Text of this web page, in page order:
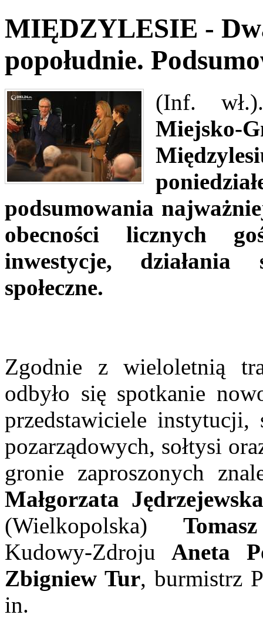
MIĘDZYLESIE -
popołudnie.
(Inf.
Miejsko-
podsumowania
obecności licznych
inwestycje,
społeczne.
Zgodnie z wieloletnią
odbyło się spotkanie
przedstawiciele instytucji,
pozarządowych, sołtysi
gronie zaproszonych
Małgorzata
(Wielkopolska)
Kudowy-ZdrojuAneta
Zbigniew Tur, burmistrz
in.